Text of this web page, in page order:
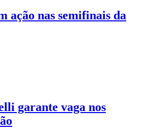
ação nas semifinais da
garante vaga nos